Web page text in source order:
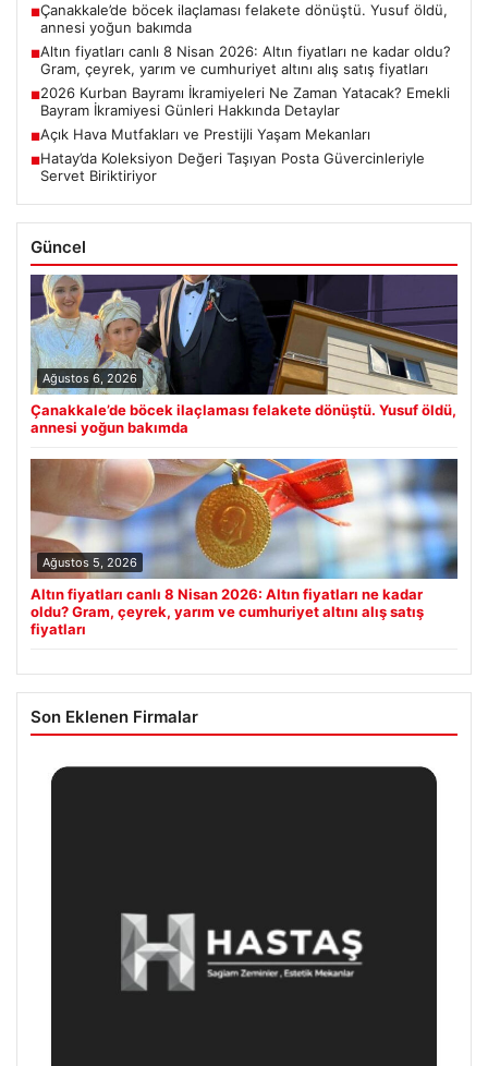
■Çanakkale’de böcek ilaçlaması felakete dönüştü. Yusuf öldü,
annesi yoğun bakımda
■Altın fiyatları canlı 8 Nisan 2026: Altın fiyatları ne kadar oldu?
Gram, çeyrek, yarım ve cumhuriyet altını alış satış fiyatları
■2026 Kurban Bayramı İkramiyeleri Ne Zaman Yatacak? Emekli
Bayram İkramiyesi Günleri Hakkında Detaylar
■Açık Hava Mutfakları ve Prestijli Yaşam Mekanları
■Hatay’da Koleksiyon Değeri Taşıyan Posta Güvercinleriyle
Servet Biriktiriyor
Güncel
Ağustos 6, 2026
Çanakkale’de böcek ilaçlaması felakete dönüştü. Yusuf öldü,
annesi yoğun bakımda
Ağustos 5, 2026
Altın fiyatları canlı 8 Nisan 2026: Altın fiyatları ne kadar
oldu? Gram, çeyrek, yarım ve cumhuriyet altını alış satış
fiyatları
Son Eklenen Firmalar